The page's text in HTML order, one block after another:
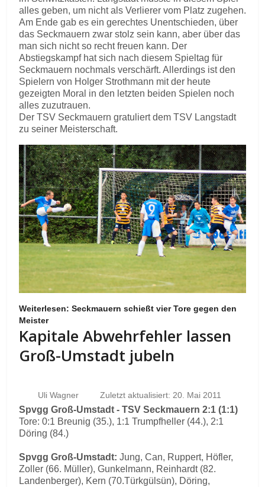
alles geben, um nicht als Verlierer vom Platz zugehen.
Am Ende gab es ein gerechtes Unentschieden, über
das Seckmauern zwar stolz sein kann, aber über das
man sich nicht so recht freuen kann. Der
Abstiegskampf hat sich nach diesem Spieltag für
Seckmauern nochmals verschärft. Allerdings ist den
Spielern von Holger Strothmann mit der heute
gezeigten Moral in den letzten beiden Spielen noch
alles zuzutrauen.
Der TSV Seckmauern gratuliert dem TSV Langstadt
zu seiner Meisterschaft.
Weiterlesen: Seckmauern schießt vier Tore gegen den
Meister
Kapitale Abwehrfehler lassen
Groß-Umstadt jubeln
Uli Wagner Zuletzt aktualisiert: 20. Mai 2011
Spvgg Groß-Umstadt - TSV Seckmauern 2:1 (1:1)
Tore: 0:1 Breunig (35.), 1:1 Trumpfheller (44.), 2:1
Döring (84.)
Spvgg Groß-Umstadt: Jung, Can, Ruppert, Höfler,
Zoller (66. Müller), Gunkelmann, Reinhardt (82.
Landenberger), Kern (70.Türkgülsün), Döring,